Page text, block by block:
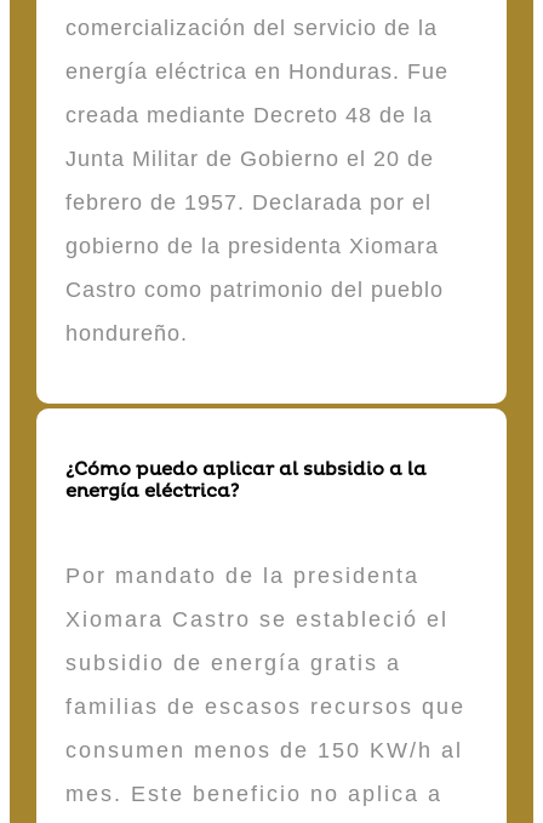
comercialización del servicio de la
energía eléctrica en Honduras. Fue
creada mediante Decreto 48 de la
Junta Militar de Gobierno el 20 de
febrero de 1957. Declarada por el
gobierno de la presidenta Xiomara
Castro como patrimonio del pueblo
hondureño.
¿Cómo puedo aplicar al subsidio a la
energía eléctrica?
Por mandato de la presidenta
Xiomara Castro se estableció el
subsidio de energía gratis a
familias de escasos recursos que
consumen menos de 150 KW/h al
mes. Este beneficio no aplica a